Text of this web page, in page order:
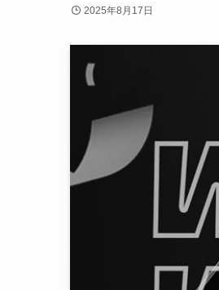
2025年8月17日